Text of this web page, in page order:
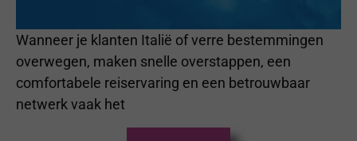
Wanneer je klanten Italië of verre bestemmingen
overwegen, maken snelle overstappen, een
comfortabele reiservaring en een betrouwbaar
netwerk vaak het